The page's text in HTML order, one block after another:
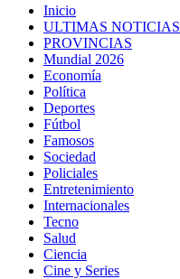
Inicio
ULTIMAS NOTICIAS
PROVINCIAS
Mundial 2026
Economía
Política
Deportes
Fútbol
Famosos
Sociedad
Policiales
Entretenimiento
Internacionales
Tecno
Salud
Ciencia
Cine y Series